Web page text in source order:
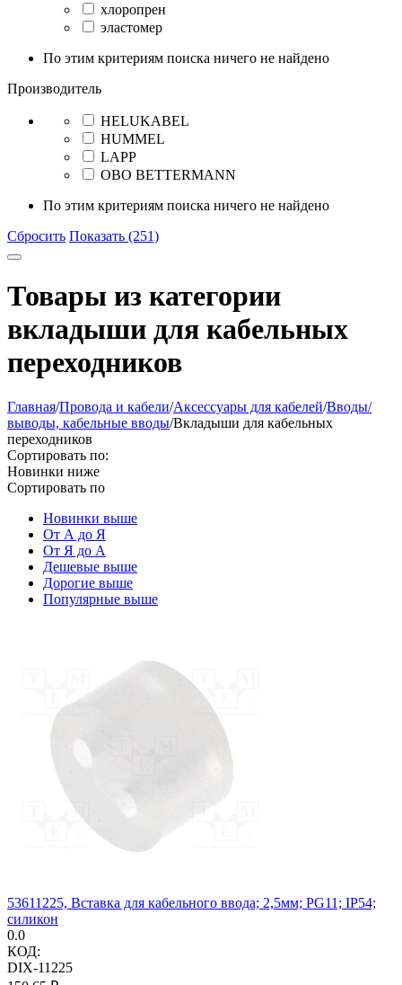
хлоропрен
эластомер
По этим критериям поиска ничего не найдено
Производитель
HELUKABEL
HUMMEL
LAPP
OBO BETTERMANN
По этим критериям поиска ничего не найдено
Сбросить Показать (251)
Товары из категории
вкладыши для кабельных
переходников
Главная/Провода и кабели/Аксессуары для кабелей/Вводы/
выводы, кабельные вводы/Вкладыши для кабельных
переходников
Сортировать по:
Новинки ниже
Сортировать по
Новинки выше
От А до Я
От Я до А
Дешевые выше
Дорогие выше
Популярные выше
53611225, Вставка для кабельного ввода; 2,5мм; PG11; IP54;
силикон
0.0
КОД:
DIX-11225